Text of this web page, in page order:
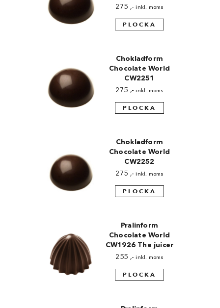
275 ,- inkl. moms
PLOCKA
Chokladform
Chocolate World
CW2251
275 ,- inkl. moms
PLOCKA
Chokladform
Chocolate World
CW2252
275 ,- inkl. moms
PLOCKA
Pralinform
Chocolate World
CW1926 The juicer
255 ,- inkl. moms
PLOCKA